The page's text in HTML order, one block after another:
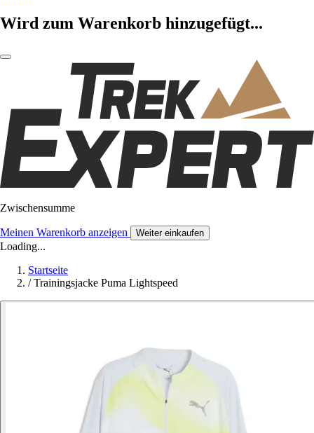
Wird zum Warenkorb hinzugefügt...
Zwischensumme
Meinen Warenkorb anzeigen Weiter einkaufen
Loading...
Startseite
/ Trainingsjacke Puma Lightspeed